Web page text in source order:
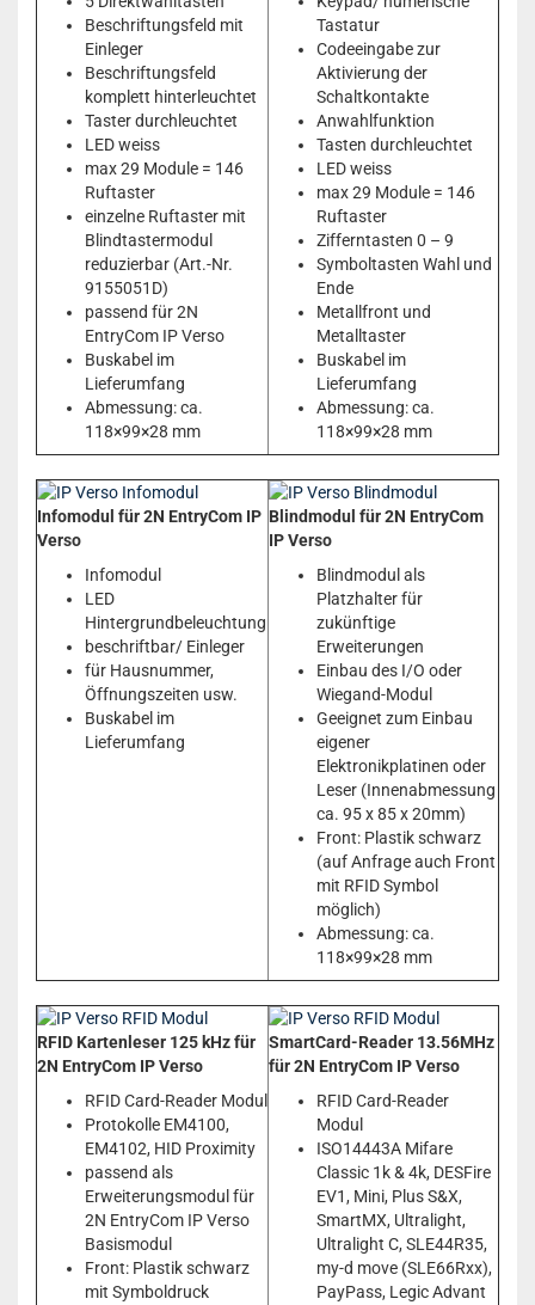
Beschriftungsfeld mit
Einleger
Beschriftungsfeld
komplett hinterleuchtet
Taster durchleuchtet
LED weiss
max 29 Module = 146
Ruftaster
einzelne Ruftaster mit
Blindtastermodul
reduzierbar (Art.-Nr.
9155051D)
passend für 2N
EntryCom IP Verso
Buskabel im
Lieferumfang
Abmessung: ca.
118×99×28 mm
Tastatur
Codeeingabe zur
Aktivierung der
Schaltkontakte
Anwahlfunktion
Tasten durchleuchtet
LED weiss
max 29 Module = 146
Ruftaster
Zifferntasten 0 – 9
Symboltasten Wahl und
Ende
Metallfront und
Metalltaster
Buskabel im
Lieferumfang
Abmessung: ca.
118×99×28 mm
Infomodul für 2N EntryCom IP
Verso
Infomodul
LED
Hintergrundbeleuchtung
beschriftbar/ Einleger
für Hausnummer,
Öffnungszeiten usw.
Buskabel im
Lieferumfang
Blindmodul für 2N EntryCom
IP Verso
Blindmodul als
Platzhalter für
zukünftige
Erweiterungen
Einbau des I/O oder
Wiegand-Modul
Geeignet zum Einbau
eigener
Elektronikplatinen oder
Leser (Innenabmessung
ca. 95 x 85 x 20mm)
Front: Plastik schwarz
(auf Anfrage auch Front
mit RFID Symbol
möglich)
Abmessung: ca.
118×99×28 mm
RFID Kartenleser 125 kHz für
2N EntryCom IP Verso
RFID Card-Reader Modul
Protokolle EM4100,
EM4102, HID Proximity
passend als
Erweiterungsmodul für
2N EntryCom IP Verso
Basismodul
Front: Plastik schwarz
mit Symboldruck
SmartCard-Reader 13.56MHz
für 2N EntryCom IP Verso
RFID Card-Reader
Modul
ISO14443A Mifare
Classic 1k & 4k, DESFire
EV1, Mini, Plus S&X,
SmartMX, Ultralight,
Ultralight C, SLE44R35,
my-d move (SLE66Rxx),
PayPass, Legic Advant